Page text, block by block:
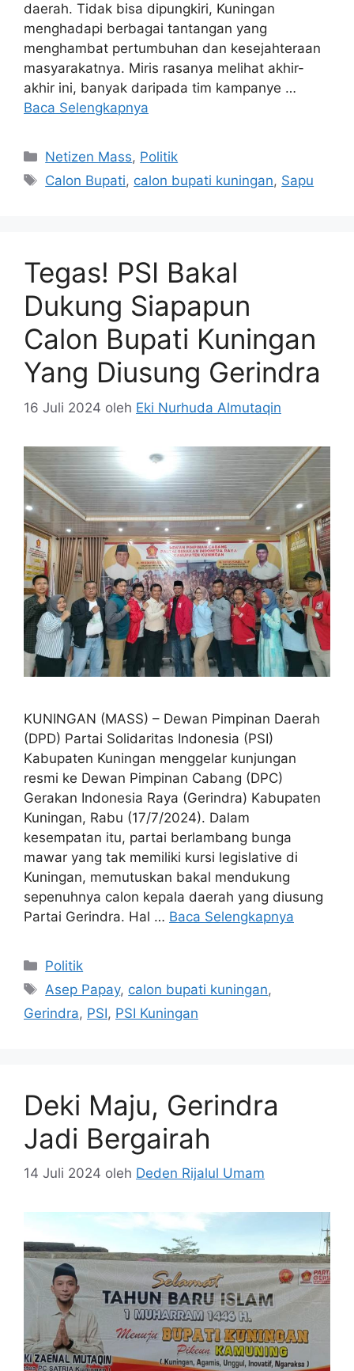
daerah. Tidak bisa dipungkiri, Kuningan
menghadapi berbagai tantangan yang
menghambat pertumbuhan dan kesejahteraan
masyarakatnya. Miris rasanya melihat akhir-
akhir ini, banyak daripada tim kampanye …
Baca Selengkapnya
Kategori
Netizen Mass, Politik
Tag
Calon Bupati, calon bupati kuningan, Sapu
Tegas! PSI Bakal
Dukung Siapapun
Calon Bupati Kuningan
Yang Diusung Gerindra
16 Juli 2024 oleh Eki Nurhuda Almutaqin
KUNINGAN (MASS) – Dewan Pimpinan Daerah
(DPD) Partai Solidaritas Indonesia (PSI)
Kabupaten Kuningan menggelar kunjungan
resmi ke Dewan Pimpinan Cabang (DPC)
Gerakan Indonesia Raya (Gerindra) Kabupaten
Kuningan, Rabu (17/7/2024). Dalam
kesempatan itu, partai berlambang bunga
mawar yang tak memiliki kursi legislative di
Kuningan, memutuskan bakal mendukung
sepenuhnya calon kepala daerah yang diusung
Partai Gerindra. Hal … Baca Selengkapnya
Kategori
Politik
Tag
Asep Papay, calon bupati kuningan,
Gerindra, PSI, PSI Kuningan
Deki Maju, Gerindra
Jadi Bergairah
14 Juli 2024 oleh Deden Rijalul Umam